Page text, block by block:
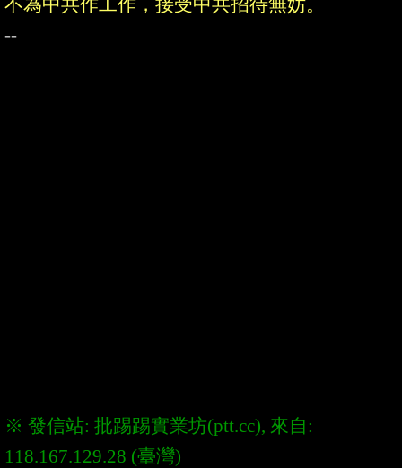
不為中共作工作，接受中共招待無妨。
※ 發信站: 批踢踢實業坊(ptt.cc), 來自:
118.167.129.28 (臺灣)